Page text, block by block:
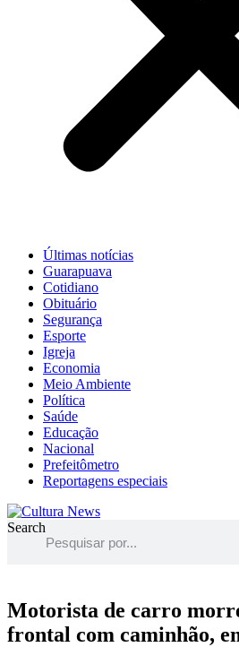
Últimas notícias
Guarapuava
Cotidiano
Obituário
Segurança
Esporte
Igreja
Economia
Meio Ambiente
Política
Saúde
Educação
Nacional
Prefeitômetro
Reportagens especiais
Search
Motorista de carro
frontal com caminhão,